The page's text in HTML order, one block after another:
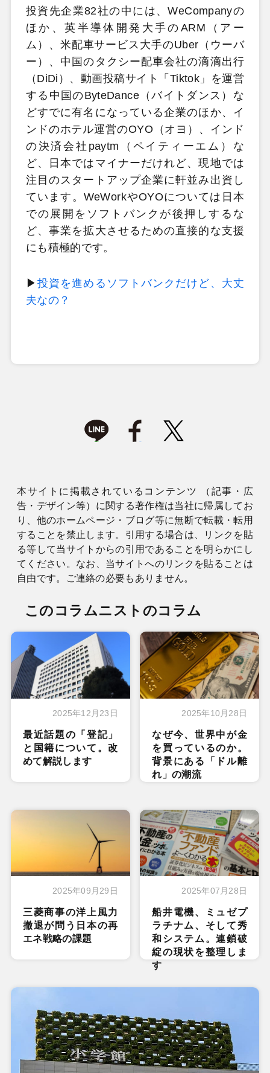
投資先企業82社の中には、WeCompanyの
ほか、英半導体開発大手のARM（アー
ム）、米配車サービス大手のUber（ウーバ
ー）、中国のタクシー配車会社の滴滴出行
（DiDi）、動画投稿サイト「Tiktok」を運営
する中国のByteDance（バイトダンス）な
どすでに有名になっている企業のほか、イ
ンドのホテル運営のOYO（オヨ）、インド
の決済会社paytm（ペイティーエム）な
ど、日本ではマイナーだけれど、現地では
注目のスタートアップ企業に軒並み出資し
ています。WeWorkやOYOについては日本
での展開をソフトバンクが後押しするな
ど、事業を拡大させるための直接的な支援
にも積極的です。
▶投資を進めるソフトバンクだけど、大丈
夫なの？
本サイトに掲載されているコンテンツ （記事・広
告・デザイン等）に関する著作権は当社に帰属してお
り、他のホームページ・ブログ等に無断で転載・転用
することを禁止します。引用する場合は、リンクを貼
る等して当サイトからの引用であることを明らかにし
てください。なお、当サイトへのリンクを貼ることは
自由です。ご連絡の必要もありません。
このコラムニストのコラム
2025年12月23日
最近話題の「登記」
と国籍について。改
めて解説します
2025年10月28日
なぜ今、世界中が金
を買っているのか。
背景にある「ドル離
れ」の潮流
2025年09月29日
三菱商事の洋上風力
撤退が問う日本の再
エネ戦略の課題
2025年07月28日
船井電機、ミュゼプ
ラチナム、そして秀
和システム。連鎖破
綻の現状を整理しま
す